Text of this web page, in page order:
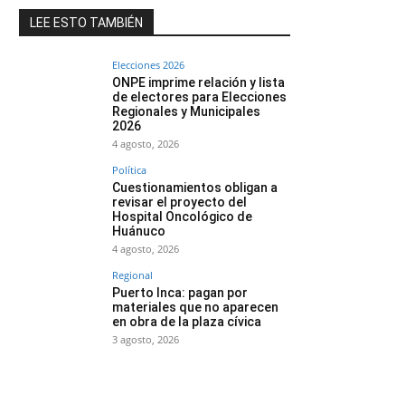
LEE ESTO TAMBIÉN
Elecciones 2026
ONPE imprime relación y lista
de electores para Elecciones
Regionales y Municipales
2026
4 agosto, 2026
Política
Cuestionamientos obligan a
revisar el proyecto del
Hospital Oncológico de
Huánuco
4 agosto, 2026
Regional
Puerto Inca: pagan por
materiales que no aparecen
en obra de la plaza cívica
3 agosto, 2026